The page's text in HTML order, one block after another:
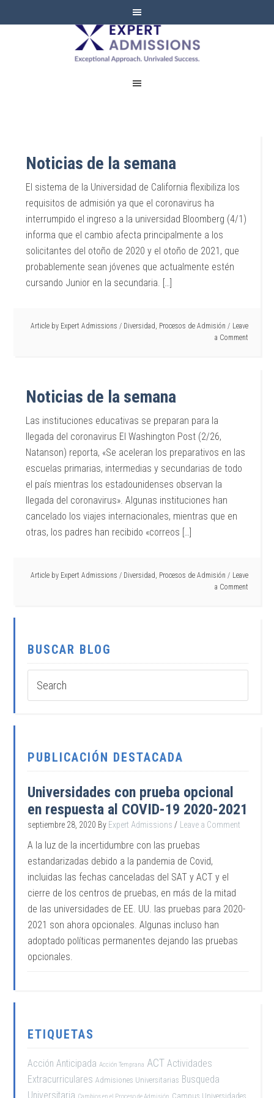
EXPERT
ADMISSIONS
Noticias de la semana
El sistema de la Universidad de California flexibiliza los
requisitos de admisión ya que el coronavirus ha
interrumpido el ingreso a la universidad Bloomberg (4/1)
informa que el cambio afecta principalmente a los
solicitantes del otoño de 2020 y el otoño de 2021, que
probablemente sean jóvenes que actualmente estén
cursando Junior en la secundaria. […]
Article by Expert Admissions / Diversidad, Procesos de Admisión
Leave
a Comment
Noticias de la semana
Las instituciones educativas se preparan para la
llegada del coronavirus El Washington Post (2/26,
Natanson) reporta, «Se aceleran los preparativos en las
escuelas primarias, intermedias y secundarias de todo
el país mientras los estadounidenses observan la
llegada del coronavirus». Algunas instituciones han
cancelado los viajes internacionales, mientras que en
otras, los padres han recibido «correos […]
Article by Expert Admissions / Diversidad, Procesos de Admisión
Leave
a Comment
BUSCAR BLOG
PUBLICACIÓN DESTACADA
Universidades con prueba opcional
en respuesta al COVID-19 2020-2021
septiembre 28, 2020 By Expert Admissions Leave a Comment
A la luz de la incertidumbre con las pruebas
estandarizadas debido a la pandemia de Covid,
incluidas las fechas canceladas del SAT y ACT y el
cierre de los centros de pruebas, en más de la mitad
de las universidades de EE. UU. las pruebas para 2020-
2021 son ahora opcionales. Algunas incluso han
adoptado políticas permanentes dejando las pruebas
opcionales.
ETIQUETAS
Acción Anticipada Acción Temprana ACT Actividades
Extracurriculares Admisiones Universitarias Busqueda
Universitaria
Campus Universidades